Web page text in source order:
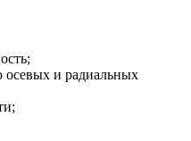
осевых и радиальных